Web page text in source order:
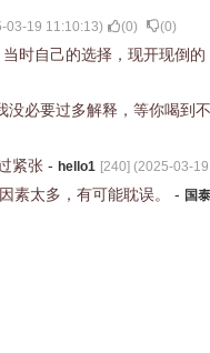
03-19 11:10:13) (0) (0)
时自己的选择，现开现倒
没必要过多解释，等你喝到
紧张 - hello1 [240] (2025-03-
素太多，有可能耽误。 - 国